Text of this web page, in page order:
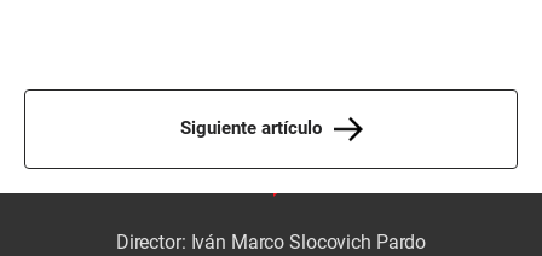
Siguiente artículo
Director: Iván Marco Slocovich Pardo